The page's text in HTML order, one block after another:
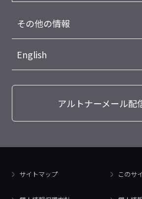
その他の情報
English
アルトナーメール配
サイトマップ このサ